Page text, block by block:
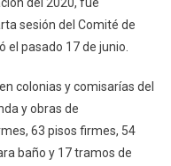
sesión del Comité de
el pasado 17 de junio.
colonias y comisarías del
y obras de
63 pisos firmes, 54
baño y 17 tramos de